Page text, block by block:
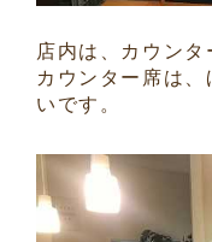
店内は、カウンタ
カウンター席は
いです。